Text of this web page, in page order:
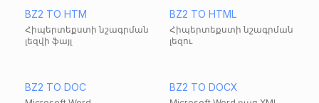
BZ2 TO HTM
Հիպերտեքստի նշագրման
լեզվի ֆայլ
BZ2 TO HTML
Հիպերտեքստի նշագրման
լեզու
BZ2 TO DOC BZ2 TO DOCX